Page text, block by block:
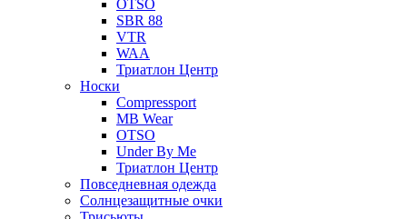
OTSO
SBR 88
VTR
WAA
Триатлон Центр
Носки
Compressport
MB Wear
OTSO
Under By Me
Триатлон Центр
Повседневная одежда
Солнцезащитные очки